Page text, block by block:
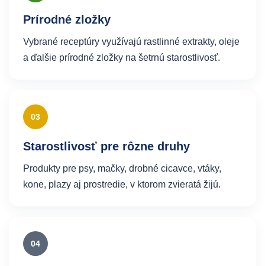
Prírodné zložky
Vybrané receptúry využívajú rastlinné extrakty, oleje
a ďalšie prírodné zložky na šetrnú starostlivosť.
03
Starostlivosť pre rôzne druhy
Produkty pre psy, mačky, drobné cicavce, vtáky,
kone, plazy aj prostredie, v ktorom zvieratá žijú.
04